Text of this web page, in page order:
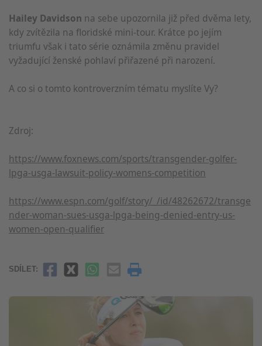
Hailey Davidson na sebe upozornila již před dvěma lety,
kdy zvítězila na floridské mini-tour. Krátce po jejím
triumfu však i tato série oznámila změnu pravidel
vyžadující ženské pohlaví přiřazené při narození.
A co si o tomto kontroverzním tématu myslíte Vy?
Zdroj:
https://www.foxnews.com/sports/transgender-golfer-
lpga-usga-lawsuit-policy-womens-competition
https://www.espn.com/golf/story/_/id/48262672/transge
nder-woman-sues-usga-lpga-being-denied-entry-us-
women-open-qualifier
SDÍLET: